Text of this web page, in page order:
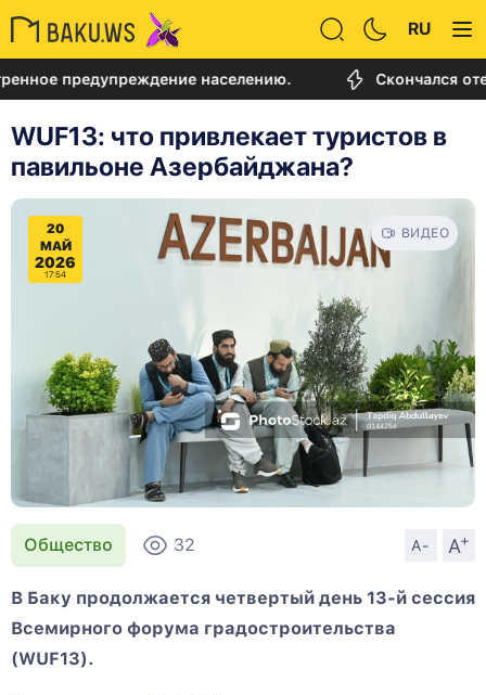
RU
населению. Скончался отец
WUF13: что привлекает туристов в
павильоне Азербайджана?
20
МАЙ
2026
17:54
ВИДЕО
Общество 32 A- A
+
В Баку продолжается четвертый день 13-й сессия
Всемирного форума градостроительства
(WUF13).